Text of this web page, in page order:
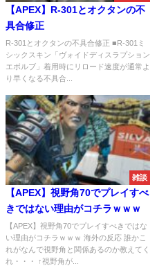
【APEX】R-301とオクタンの不
具合修正
R-301とオクタンの不具合修正 ■R-301ミ
シックスキン「ヴォイドディスラプション
エボルブ」着用時にリロード速度が通常よ
り早くなる不具合...
雑談
【APEX】視野角70でプレイすべ
きではない理由がコチラｗｗｗ
【APEX】視野角70でプレイすべきではな
い理由がコチラｗｗｗ 海外の反応 誰かこ
れがなんで視野角と関係あるのか教えてく
れ・・・ ↑視野角が...